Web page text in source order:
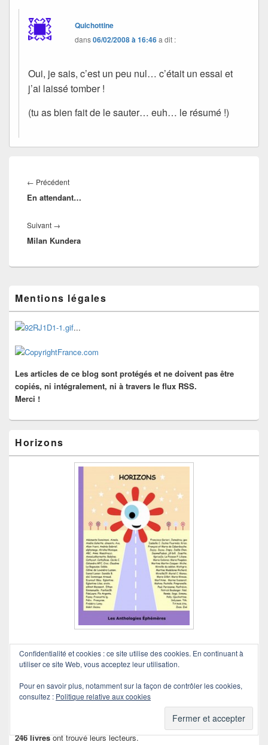
Quichottine
dans06/02/2008 à 16:46a dit :
Oui, je sais, c’est un peu nul… c’était un essai et
j’ai laissé tomber !
(tu as bien fait de le sauter… euh… le résumé !)
de
l’article
← PrécédentArticle
précédent :
En attendant…
Suivant →
suivant :
Milan Kundera
principale
de
widget
pour
barre
Mentions légales
...
Les articles de ce blog sont protégés et ne doivent pas être
copiés, ni intégralement, ni à travers le flux RSS.
Merci !
Horizons
Septième Anthologie Éphémère.
Carnet d’adressesici.
246 livresont trouvé leurs lecteurs.
Confidentialité et cookies : ce site utilise des cookies. En continuant à
utiliser ce site Web, vous acceptez leur utilisation.
Pour en savoir plus, notamment sur la façon de contrôler les cookies,
consultez : Politique relative aux cookies